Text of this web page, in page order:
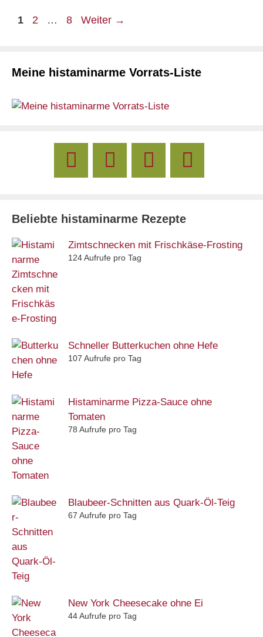
Seite
1 Seite
2 … Seite
8 Weiter →
Meine histaminarme Vorrats-Liste
Beliebte histaminarme Rezepte
Zimtschnecken mit Frischkäse-Frosting
124 Aufrufe pro Tag
Schneller Butterkuchen ohne Hefe
107 Aufrufe pro Tag
Histaminarme Pizza-Sauce ohne
Tomaten
78 Aufrufe pro Tag
Blaubeer-Schnitten aus Quark-Öl-Teig
67 Aufrufe pro Tag
New York Cheesecake ohne Ei
44 Aufrufe pro Tag